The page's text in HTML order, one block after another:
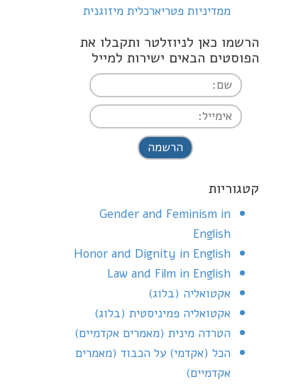
ממדיניות פטריארכלית מיזוגנית
הרשמו כאן לניוזלטר ותקבלו את
הפוסטים הבאים ישירות למייל
I agree terms and
קטגוריות
Gender and Feminism in
English
Honor and Dignity in English
Law and Film in English
אקטואליה (בלוג)
אקטואליה פמיניסטית (בלוג)
הטרדה מינית (מאמרים אקדמיים)
הכל (אקדמי) על הכבוד (מאמרים
אקדמיים)